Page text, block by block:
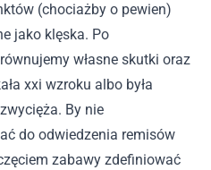
(chociażby o pewien)
jako klęska. Po
własne skutki oraz
xxi wzroku albo była
By nie
do odwiedzenia remisów
zabawy zdefiniować